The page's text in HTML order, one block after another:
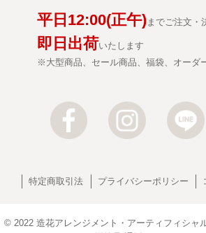
平日 12:00(正午)までご注文・
即日出荷いたします
※大型商品、セール商品、福袋、オーダ
特定商取引法 プライバシーポリシー
© 2022 造花アレンジメント・アーティフィシャ